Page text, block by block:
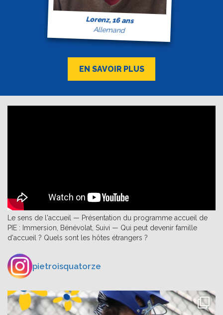
Lorenz, 16 ans
Allemand
EN SAVOIR PLUS
Le sens de l'accueil — Présentation du programme accueil de
PIE : Immersion, Bénévolat, Suivi — Qui peut devenir famille
d'accueil ? Quels sont les hôtes étrangers ?
pietroisquatorze